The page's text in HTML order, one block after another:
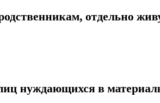
отдельно
нуждающихся в